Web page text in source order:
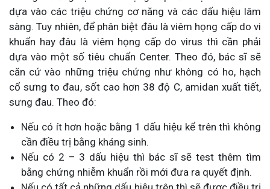
dựa vào các triệu chứng cơ năng và các dấu hiệu lâm
sàng. Tuy nhiên, để phân biệt đâu là viêm họng cấp do vi
khuẩn hay đâu là viêm họng cấp do virus thì cần phải
dựa vào một số tiêu chuẩn Center. Theo đó, bác sĩ sẽ
căn cứ vào những triệu chứng như không có ho, hạch
cổ sưng to đau, sốt cao hơn 38 độ C, amidan xuất tiết,
sưng đau. Theo đó:
Nếu có ít hơn hoặc bằng 1 dấu hiệu kể trên thì không
cần điều trị bằng kháng sinh.
Nếu có 2 – 3 dấu hiệu thì bác sĩ sẽ test thêm tìm
bằng chứng nhiễm khuẩn rồi mới đưa ra quyết định.